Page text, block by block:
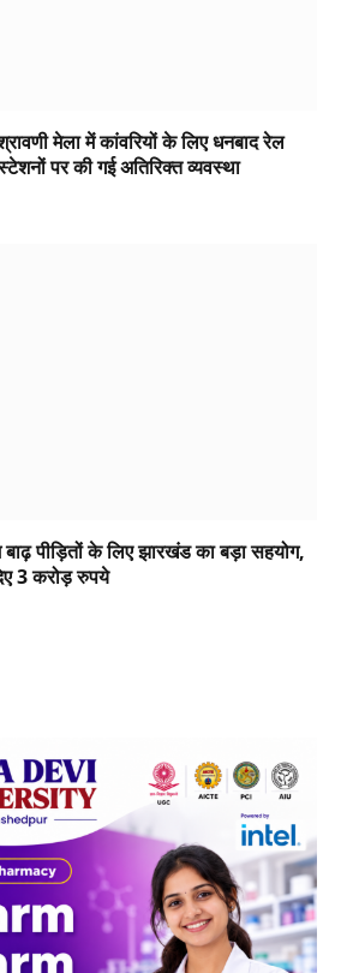
मेला में कांवरियों के लिए धनबाद रेल
पर की गई अतिरिक्त व्यवस्था
पीड़ितों के लिए झारखंड का बड़ा सहयोग,
3 करोड़ रुपये